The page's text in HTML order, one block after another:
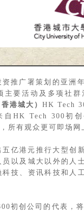
推广署策划的亚洲
主要活动及多项社
港城大） HK Tech
自HK Tech 300初
所有观众更可即场网
亿港元推行大型创
以及城大以外的人
技、资讯科技和人
初创公司的代表，